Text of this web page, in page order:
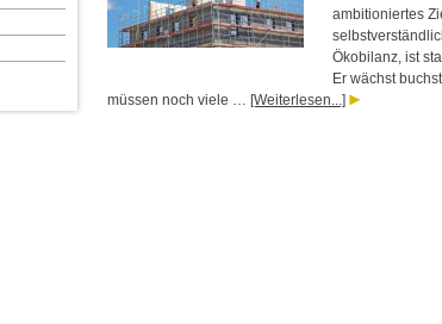
ambitioniertes
Ökobilanz, ist
Er wächst
müssen noch viele … [Weiterlesen...]